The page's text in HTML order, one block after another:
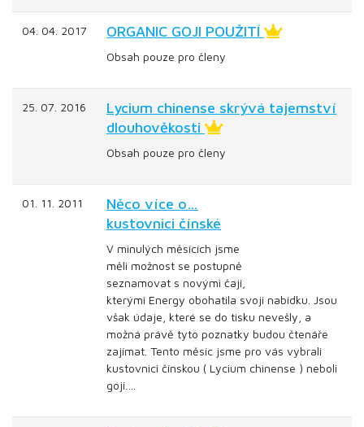
04. 04. 2017 ORGANIC GOJI POUŽITÍ
Obsah pouze pro členy
25. 07. 2016
Lycium chinense skrývá tajemství
dlouhověkosti
Obsah pouze pro členy
01. 11. 2011
Něco více o…
kustovnici čínské
V minulých měsících jsme
měli možnost se postupně
seznamovat s novými čaji,
kterými Energy obohatila svoji nabídku. Jsou
však údaje, které se do tisku nevešly, a
možná právě tyto poznatky budou čtenáře
zajímat. Tento měsíc jsme pro vás vybrali
kustovnici čínskou ( Lycium chinense ) neboli
goji.…